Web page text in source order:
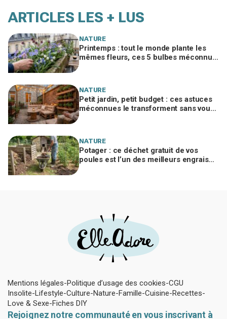
ARTICLES LES + LUS
NATURE
Printemps : tout le monde plante les
mêmes fleurs, ces 5 bulbes méconnus
NATURE
Petit jardin, petit budget : ces astuces
méconnues le transforment sans vous
NATURE
Potager : ce déchet gratuit de vos
poules est l’un des meilleurs engrais
Mentions légales Politique d’usage des cookies CGU
Insolite Lifestyle Culture Nature Famille Cuisine Recettes
Love & Sexe Fiches DIY
Rejoignez notre communauté en vous inscrivant à